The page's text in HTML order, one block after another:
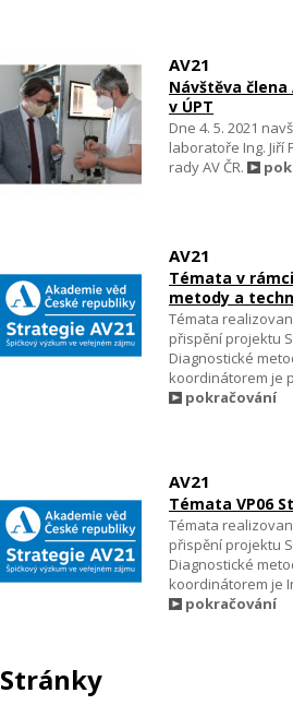
AV21
Návštěva člena
v ÚPT
Dne 4. 5. 2021
laboratoře Ing. Jiří
rady AV ČR.
AV21
Témata v
metody a
Témata
přispění projektu
Diagnostické
koordinátorem je
pokračování
AV21
Témata VP06
Témata
přispění projektu
Diagnostické
koordinátorem je
pokračování
Stránky